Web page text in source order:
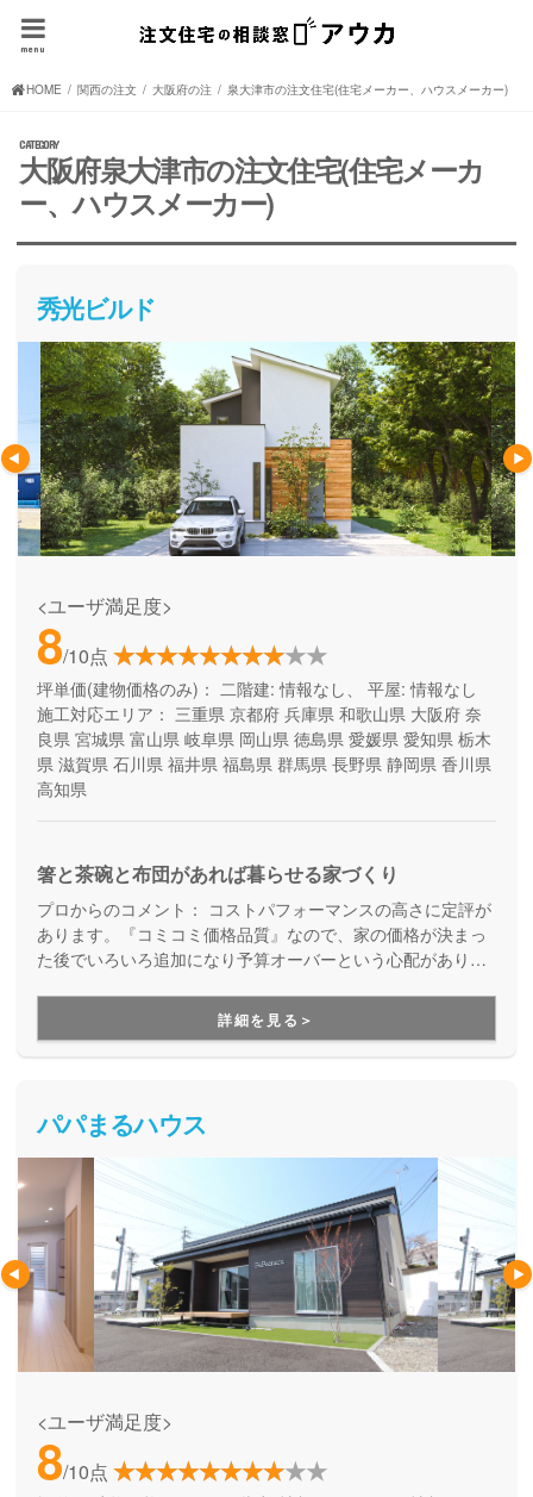
menu
HOME 関西の注文住宅(住宅メーカー、ハウスメーカー)
大阪府の注文住宅(住宅メーカー、ハウスメーカー)
泉大津市の注文住宅(住宅メーカー、ハウスメーカー)
大阪府泉大津市の注文住宅(住宅メーカ
ー、ハウスメーカー)
秀光ビルド
<ユーザ満足度>
8/10点
坪単価(建物価格のみ)： 二階建: 情報なし、 平屋: 情報なし
施工対応エリア： 三重県 京都府 兵庫県 和歌山県 大阪府 奈
良県 宮城県 富山県 岐阜県 岡山県 徳島県 愛媛県 愛知県 栃木
県 滋賀県 石川県 福井県 福島県 群馬県 長野県 静岡県 香川県
高知県
箸と茶碗と布団があれば暮らせる家づくり
プロからのコメント： コストパフォーマンスの高さに定評が
あります。『コミコミ価格品質』なので、家の価格が決まっ
た後でいろいろ追加になり予算オーバーという心配がありま
詳細を見る＞
パパまるハウス
<ユーザ満足度>
8/10点